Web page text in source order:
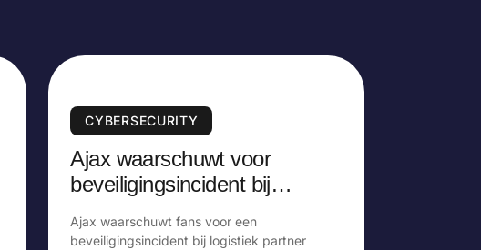
CYBERSECURITY
Ajax waarschuwt voor
beveiligingsincident bij
bij AP
Ajax waarschuwt fans voor een
beveiligingsincident bij logistiek partner